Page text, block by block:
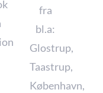
fra
bl.a:
Glostrup,
Taastrup,
København,